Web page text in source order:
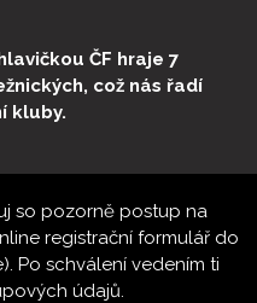
ČF hraje 7
což nás řadí
kluby.
so pozorně postup na
registrační formulář do
Po schválení vedením ti
údajů.